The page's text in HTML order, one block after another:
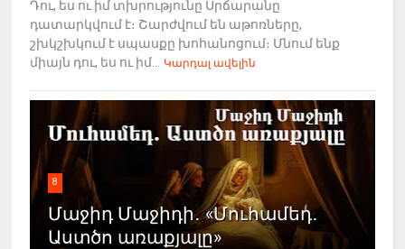
Դու, ես ու իմ տխրությունը Սրճարանը
դատարկվում է։ Շարժվում են աթոռները,
շխկշխկում է սպասքը խոհանոցում։ Մնում ենք
միայն դու, ես ու իմ...
Կարդալ ավելին
8
Մաջիդ Մաջիդի․ «Մուհամեդ․
Աստծո առաքյալը»